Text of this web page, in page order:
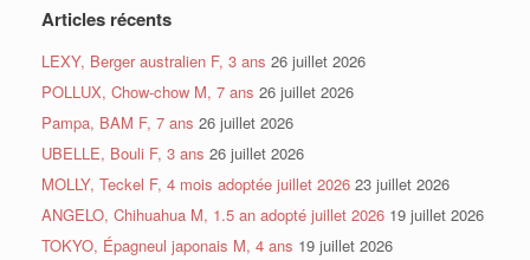
Articles récents
LEXY, Berger australien F, 3 ans 26 juillet 2026
POLLUX, Chow-chow M, 7 ans 26 juillet 2026
Pampa, BAM F, 7 ans 26 juillet 2026
UBELLE, Bouli F, 3 ans 26 juillet 2026
MOLLY, Teckel F, 4 mois adoptée juillet 2026 23 juillet 2026
ANGELO, Chihuahua M, 1.5 an adopté juillet 2026 19 juillet 2026
TOKYO, Épagneul japonais M, 4 ans 19 juillet 2026